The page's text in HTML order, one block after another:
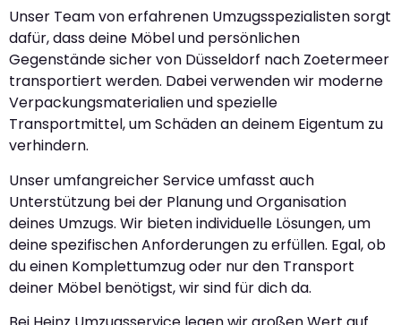
Unser Team von erfahrenen Umzugsspezialisten sorgt
dafür, dass deine Möbel und persönlichen
Gegenstände sicher von Düsseldorf nach Zoetermeer
transportiert werden. Dabei verwenden wir moderne
Verpackungsmaterialien und spezielle
Transportmittel, um Schäden an deinem Eigentum zu
verhindern.
Unser umfangreicher Service umfasst auch
Unterstützung bei der Planung und Organisation
deines Umzugs. Wir bieten individuelle Lösungen, um
deine spezifischen Anforderungen zu erfüllen. Egal, ob
du einen Komplettumzug oder nur den Transport
deiner Möbel benötigst, wir sind für dich da.